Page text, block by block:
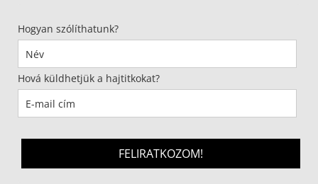
Hogyan szólíthatunk?
Hová küldhetjük a hajtitkokat?
FELIRATKOZOM!